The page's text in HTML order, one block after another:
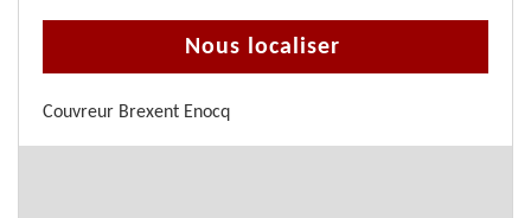
Nous localiser
Couvreur Brexent Enocq